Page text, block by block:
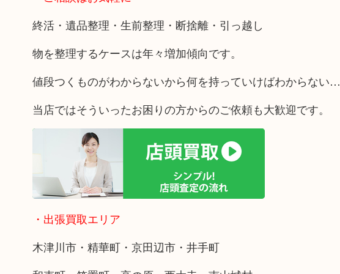
終活・遺品整理・生前整理・断捨離・引っ越し
物を整理するケースは年々増加傾向です。
値段つくものがわからないから何を持っていけばわからない…
当店ではそういったお困りの方からのご依頼も大歓迎です。
・出張買取エリア
木津川市・精華町・京田辺市・井手町